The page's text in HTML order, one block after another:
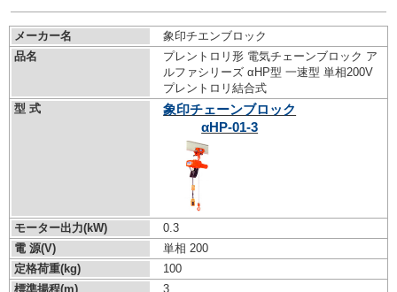
メーカー名
象印チエンブロック
品名
プレントロリ形 電気チェーンブロック ア
ルファシリーズ αHP型 一速型 単相200V
プレントロリ結合式
型 式
象印チェーンブロック
αHP-01-3
モーター出力(kW)
0.3
電 源(V)
単相 200
定格荷重(kg)
100
標準揚程(m)
3